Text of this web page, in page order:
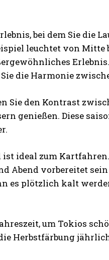
bei dem Sie die
leuchtet von Mitte
die Harmonie
Sie den Kontrast
genießen. Diese
ist ideal zum
Abend vorbereitet
es plötzlich kalt
um Tokios
Herbstfärbung